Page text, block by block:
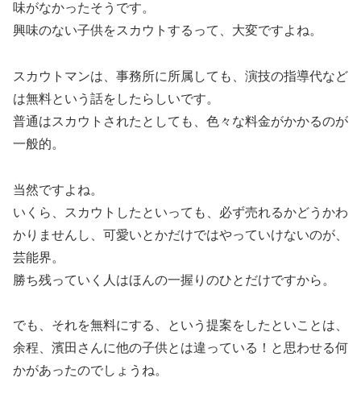
味がなかったそうです。
興味のない子供をスカウトするって、大変ですよね。
スカウトマンは、事務所に所属しても、演技の指導代など
は無料という話をしたらしいです。
普通はスカウトされたとしても、色々な料金がかかるのが
一般的。
当然ですよね。
いくら、スカウトしたといっても、必ず売れるかどうかわ
かりませんし、可愛いとかだけではやっていけないのが、
芸能界。
勝ち残っていく人はほんの一握りのひとだけですから。
でも、それを無料にする、という提案をしたといことは、
余程、濱田さんに他の子供とは違っている！と思わせる何
かがあったのでしょうね。